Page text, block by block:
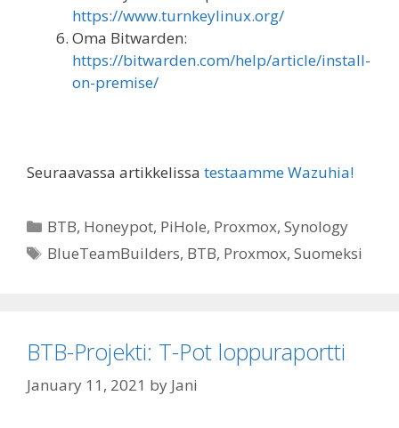
https://www.turnkeylinux.org/
Oma Bitwarden:
https://bitwarden.com/help/article/install-
on-premise/
Seuraavassa artikkelissa testaamme Wazuhia!
Categories
BTB, Honeypot, PiHole, Proxmox,Synology
Tags
BlueTeamBuilders, BTB, Proxmox,Suomeksi
BTB-Projekti: T-Pot loppuraportti
January 11, 2021 by Jani